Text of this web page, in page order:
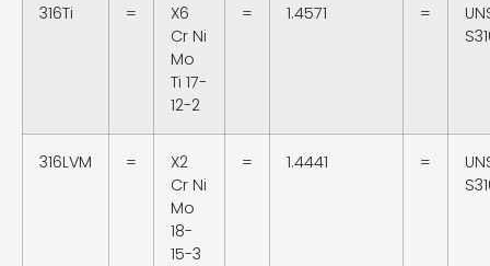
316Ti =
X6
Cr Ni
Mo
Ti 17-
12-2
= 1.4571 =
316LVM =
X2
Cr Ni
Mo
18-
15-3
= 1.4441 =